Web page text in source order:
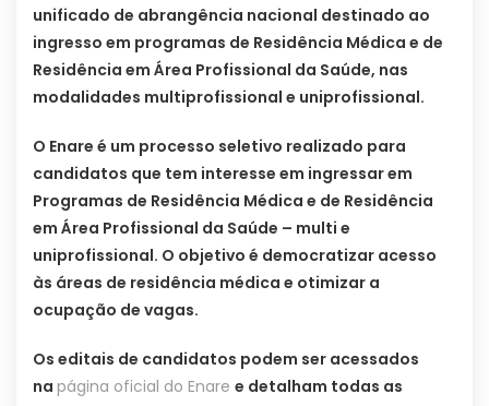
unificado de abrangência nacional destinado ao
ingresso em programas de Residência Médica e de
Residência em Área Profissional da Saúde, nas
modalidades multiprofissional e uniprofissional.
O Enare é um processo seletivo realizado para
candidatos que tem interesse em ingressar em
Programas de Residência Médica e de Residência
em Área Profissional da Saúde – multi e
uniprofissional. O objetivo é democratizar acesso
às áreas de residência médica e otimizar a
ocupação de vagas.
Os editais de candidatos podem ser acessados
na página oficial do Enare e detalham todas as